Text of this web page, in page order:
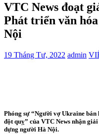
VTC News đoạt
Phát triển văn
Nội
19 Tháng Tư, 2022 admin
Phóng sự “Người vợ Ukraine bán
đột quỵ” của VTC News nhận
dựng người Hà Nội.